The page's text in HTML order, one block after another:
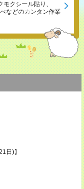
モクシール貼り、
などのカンタン作業
日)】